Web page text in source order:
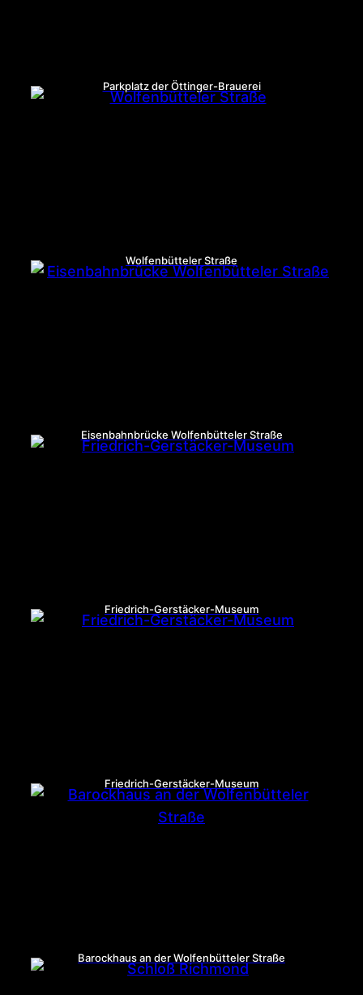
Parkplatz der Öttinger-Brauerei
Wolfenbütteler Straße
Eisenbahnbrücke Wolfenbütteler Straße
Friedrich-Gerstäcker-Museum
Friedrich-Gerstäcker-Museum
Barockhaus an der Wolfenbütteler Straße